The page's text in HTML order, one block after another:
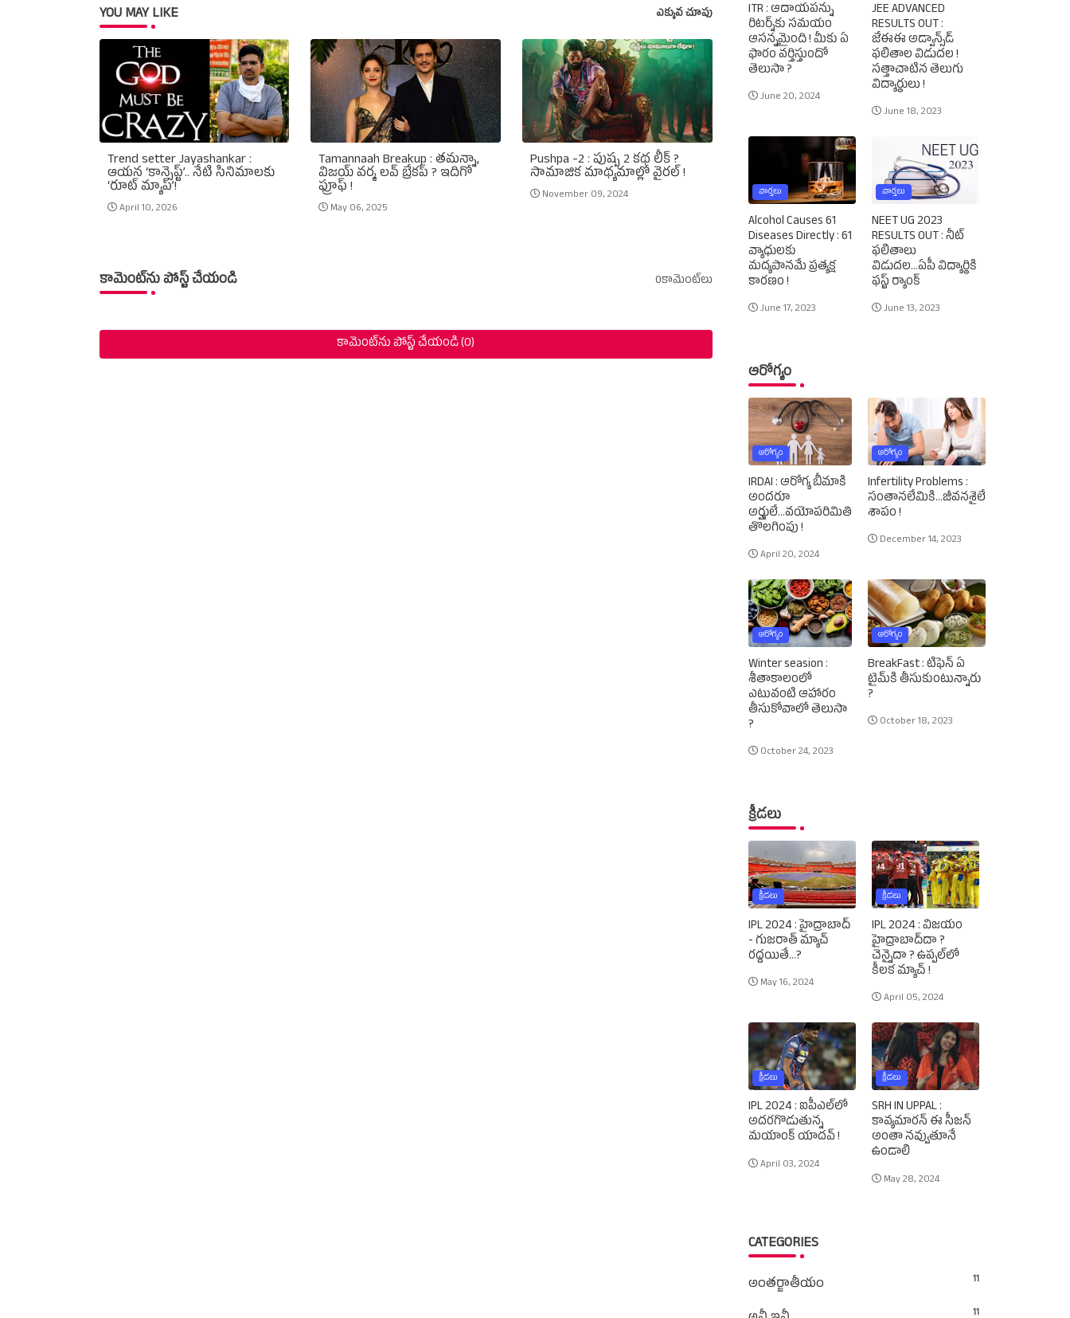
YOU MAY LIKE ఎక్కువ చూపు
Trend setter Jayashankar :
ఆయన ‘కాన్సెప్ట్’.. నేటి సినిమాలకు
‘రూట్ మ్యాప్’!
April 10, 2026
Tamannaah Breakup : తమన్నా,
విజయ్‌ వర్మ లవ్‌ బ్రేకప్‌ ? ఇదిగో
ఫ్రూఫ్‌ !
May 06, 2025
Pushpa -2 : పుష్ప 2 కథ లీక్‌ ?
సామాజిక మాథ్యమాల్లో వైరల్‌ !
November 09, 2024
కామెంట్‌ను పోస్ట్ చేయండి 0కామెంట్‌లు
కామెంట్‌ను పోస్ట్ చేయండి (0)
ITR : ఆదాయపన్ను
రిటర్న్‌కు సమయం
ఆసన్నమైంది ! మీకు ఏ
ఫారం వర్తిస్తుందో
తెలుసా ?
June 20, 2024
JEE ADVANCED
RESULTS OUT :
జేఈఈ అడ్వాన్స్‌డ్‌
ఫలితాల విడుదల !
సత్తాచాటిన తెలుగు
విద్యార్థులు !
June 18, 2023
వార్తలు
Alcohol Causes 61
Diseases Directly : 61
వ్యాధులకు
మద్యపానమే ప్రత్యక్ష
కారణం !
June 17, 2023
వార్తలు
NEET UG 2023
RESULTS OUT : నీట్‌
ఫలితాలు
విడుదల...ఏపీ విద్యార్థికి
ఫస్ట్‌ ర్యాంక్‌
June 13, 2023
ఆరోగ్యం
ఆరోగ్యం
IRDAI : ఆరోగ్య బీమాకి
అందరూ
అర్హులే...వయోపరిమితి
తొలగింపు !
April 20, 2024
ఆరోగ్యం
Infertility Problems :
సంతానలేమికి...జీవనశైలే
శాపం !
December 14, 2023
ఆరోగ్యం
Winter seasion :
శీతాకాలంలో
ఎటువంటి ఆహారం
తీసుకోవాలో తెలుసా
?
October 24, 2023
ఆరోగ్యం
BreakFast : టిఫెన్‌ ఏ
టైమ్‌కి తీసుకుంటున్నారు
?
October 18, 2023
క్రీడలు
క్రీడలు
IPL 2024 : హైద్రాబాద్‌
- గుజరాత్‌ మ్యాచ్‌
రద్దయితే...?
May 16, 2024
క్రీడలు
IPL 2024 : విజయం
హైద్రాబాద్‌దా ?
చెన్నైదా ? ఉప్పల్‌లో
కీలక మ్యాచ్‌ !
April 05, 2024
క్రీడలు
IPL 2024 : ఐపీఎల్‌లో
అదరగొడుతున్న
మయాంక్‌ యాదవ్‌ !
April 03, 2024
క్రీడలు
SRH IN UPPAL :
కావ్యమారన్‌ ఈ సీజన్‌
అంతా నవ్వుతూనే
ఉండాలి
May 28, 2024
CATEGORIES
అంతర్జాతీయం 11
11